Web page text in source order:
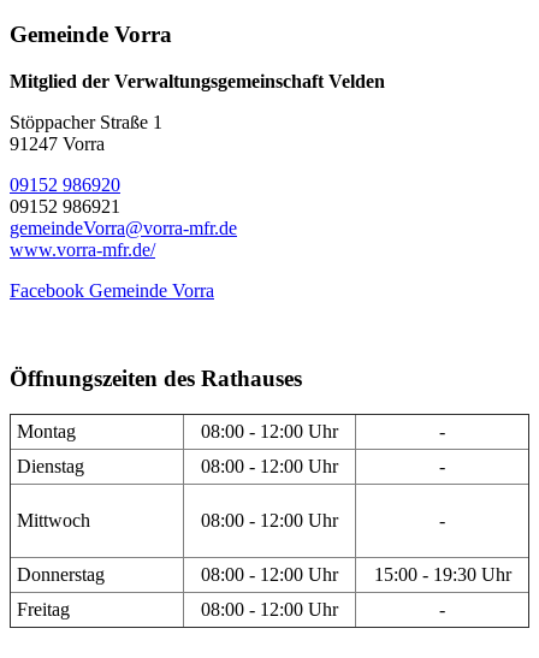
Gemeinde Vorra
Mitglied der Verwaltungsgemeinschaft Velden
Stöppacher Straße 1
91247 Vorra
09152 986920
09152 986921
gemeindeVorra@vorra-mfr.de
www.vorra-mfr.de/
Facebook Gemeinde Vorra
Öffnungszeiten des Rathauses
Montag 08:00 - 12:00 Uhr
-
Dienstag
08:00 - 12:00 Uhr -
Mittwoch 08:00 - 12:00 Uhr -
Donnerstag 08:00 - 12:00 Uhr
15:00 - 19:30 Uhr
Freitag
08:00 - 12:00 Uhr -